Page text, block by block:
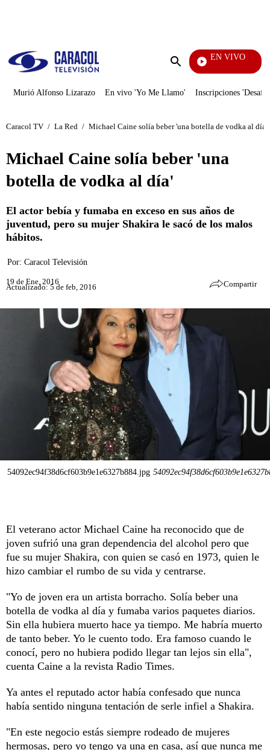
Enviar
EN VIVO
Murió Alfonso Lizarazo En vivo 'Yo Me Llamo' Inscripciones
Caracol TV / La Red / Michael Caine solía beber 'una botella de vodka al día'
Michael Caine solía beber 'una
botella de vodka al día'
El actor bebía y fumaba en exceso en sus años de
juventud, pero su mujer Shakira le sacó de los malos
hábitos.
Por: Caracol Televisión
19 de Ene, 2016
Actualizado: 5 de feb, 2016 Compartir
54092ec94f38d6cf603b9e1e6327b884.jpg
El veterano actor Michael Caine ha reconocido que de
joven sufrió una gran dependencia del alcohol pero que
fue su mujer Shakira, con quien se casó en 1973, quien le
hizo cambiar el rumbo de su vida y centrarse.
"Yo de joven era un artista borracho. Solía beber una
botella de vodka al día y fumaba varios paquetes diarios.
Sin ella hubiera muerto hace ya tiempo. Me habría muerto
de tanto beber. Yo le cuento todo. Era famoso cuando le
conocí, pero no hubiera podido llegar tan lejos sin ella",
cuenta Caine a la revista Radio Times.
Ya antes el reputado actor había confesado que nunca
había sentido ninguna tentación de serle infiel a Shakira.
"En este negocio estás siempre rodeado de mujeres
hermosas, pero yo tengo ya una en casa, así que nunca me